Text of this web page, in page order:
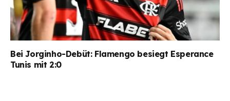
Bei Jorginho-Debüt: Flamengo besiegt Esperance
Tunis mit 2:0